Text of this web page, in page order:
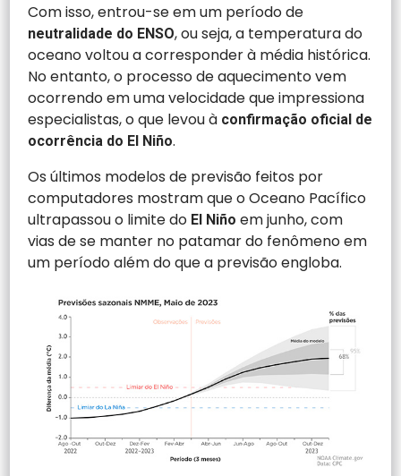
Com isso, entrou-se em um período de
neutralidade do ENSO, ou seja, a temperatura do
oceano voltou a corresponder à média histórica.
No entanto, o processo de aquecimento vem
ocorrendo em uma velocidade que impressiona
especialistas, o que levou à confirmação oficial de
ocorrência do El Niño.
Os últimos modelos de previsão feitos por
computadores mostram que o Oceano Pacífico
ultrapassou o limite do El Niño em junho, com
vias de se manter no patamar do fenômeno em
um período além do que a previsão engloba.